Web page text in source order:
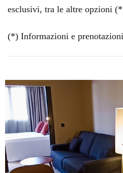
esclusivi, tra le altre opzioni
(*) Informazioni e